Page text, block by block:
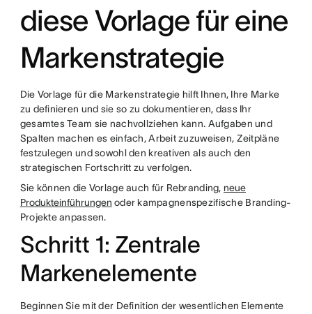
diese Vorlage für eine
Markenstrategie
Die Vorlage für die Markenstrategie hilft Ihnen, Ihre Marke
zu definieren und sie so zu dokumentieren, dass Ihr
gesamtes Team sie nachvollziehen kann. Aufgaben und
Spalten machen es einfach, Arbeit zuzuweisen, Zeitpläne
festzulegen und sowohl den kreativen als auch den
strategischen Fortschritt zu verfolgen.
Sie können die Vorlage auch für Rebranding, neue
Produkteinführungen oder kampagnenspezifische Branding-
Projekte anpassen.
Schritt 1: Zentrale
Markenelemente
Beginnen Sie mit der Definition der wesentlichen Elemente